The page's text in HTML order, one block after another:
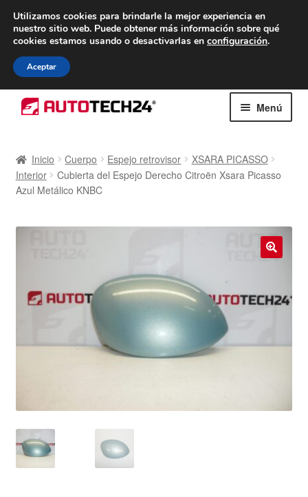
ENTREGA desde 7 EUR
De lunes a viernes de 9 a. m. a 4 p. m.
navegación
al
Menú
Caja registradora
Envío al mundo entero
Procedimiento de Reclamación
Queja
Inicio Cuerpo Espejo retrovisor
XSARA PICASSO
Interior
Cubierta del Espejo Derecho Citroën Xsara Picasso
Azul Metálico KNBC
Utilizamos cookies para brindarle la mejor experiencia en
nuestro sitio web. Puede obtener más información sobre qué
cookies estamos usando o desactivarlas en configuración.
Aceptar